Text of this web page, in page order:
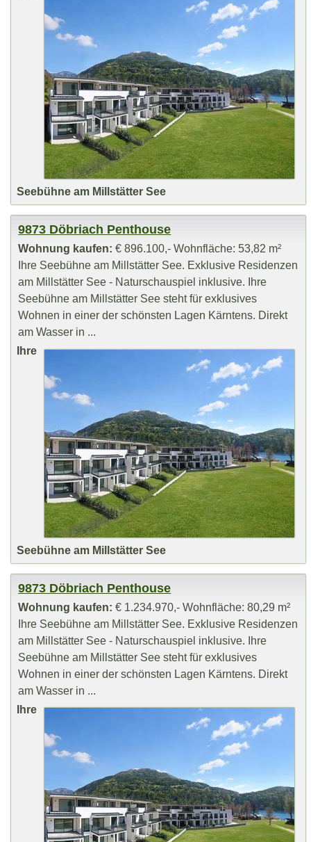
Seebühne am Millstätter See
9873 Döbriach Penthouse
Wohnung kaufen: € 896.100,- Wohnfläche: 53,82 m²
Ihre Seebühne am Millstätter See. Exklusive Residenzen
am Millstätter See - Naturschauspiel inklusive. Ihre
Seebühne am Millstätter See steht für exklusives
Wohnen in einer der schönsten Lagen Kärntens. Direkt
am Wasser in ...
Ihre
Seebühne am Millstätter See
9873 Döbriach Penthouse
Wohnung kaufen: € 1.234.970,- Wohnfläche: 80,29 m²
Ihre Seebühne am Millstätter See. Exklusive Residenzen
am Millstätter See - Naturschauspiel inklusive. Ihre
Seebühne am Millstätter See steht für exklusives
Wohnen in einer der schönsten Lagen Kärntens. Direkt
am Wasser in ...
Ihre